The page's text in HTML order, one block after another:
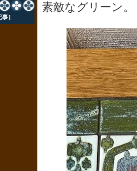
素敵なグリーン。
］